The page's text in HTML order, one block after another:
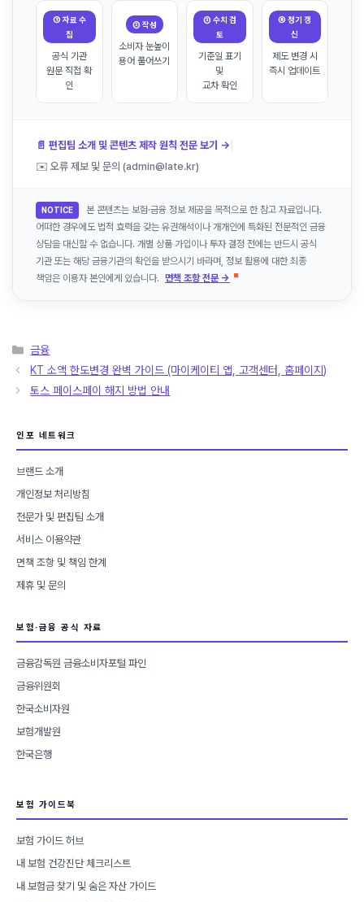
① 자료 수
집
공식 기관
원문 직접 확
인
② 작성
소비자 눈높이
용어 풀어쓰기
③ 수치 검
토
기준일 표기
및
교차 확인
④ 정기 갱
신
제도 변경 시
즉시 업데이트
📄 편집팀 소개 및 콘텐츠 제작 원칙 전문 보기 →
✉️ 오류 제보 및 문의 (admin@late.kr)
NOTICE
본 콘텐츠는 보험·금융 정보 제공을 목적으로 한 참고 자료입니다.
어떠한 경우에도 법적 효력을 갖는 유권해석이나 개개인에 특화된 전문적인 금융
상담을 대신할 수 없습니다. 개별 상품 가입이나 투자 결정 전에는 반드시 공식
기관 또는 해당 금융기관의 확인을 받으시기 바라며, 정보 활용에 대한 최종
책임은 이용자 본인에게 있습니다. 면책 조항 전문 →
카
테
리
금융
KT 소액 한도변경 완벽 가이드 (마이케이티 앱, 고객센터, 홈페이지)
토스 페이스페이 해지 방법 안내
인포 네트워크
브랜드 소개
개인정보 처리방침
전문가 및 편집팀 소개
서비스 이용약관
면책 조항 및 책임 한계
제휴 및 문의
보험·금융 공식 자료
금융감독원 금융소비자포털 파인
금융위원회
한국소비자원
보험개발원
한국은행
보험 가이드북
보험 가이드 허브
내 보험 건강진단 체크리스트
내 보험금 찾기 및 숨은 자산 가이드